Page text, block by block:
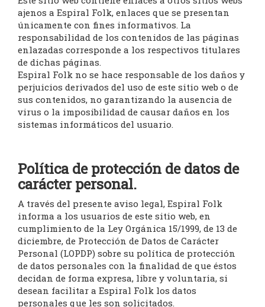
ajenos a Espiral Folk, enlaces que se presentan
únicamente con fines informativos. La
responsabilidad de los contenidos de las páginas
enlazadas corresponde a los respectivos titulares
de dichas páginas.
Espiral Folk no se hace responsable de los daños y
perjuicios derivados del uso de este sitio web o de
sus contenidos, no garantizando la ausencia de
virus o la imposibilidad de causar daños en los
sistemas informáticos del usuario.
Política de protección de datos de
carácter personal.
A través del presente aviso legal, Espiral Folk
informa a los usuarios de este sitio web, en
cumplimiento de la Ley Orgánica 15/1999, de 13 de
diciembre, de Protección de Datos de Carácter
Personal (LOPDP) sobre su política de protección
de datos personales con la finalidad de que éstos
decidan de forma expresa, libre y voluntaria, si
desean facilitar a Espiral Folk los datos
personales que les son solicitados.